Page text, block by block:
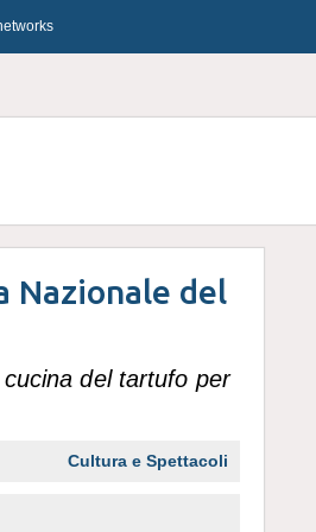
Nazionale del
del tartufo per
Cultura e Spettacoli